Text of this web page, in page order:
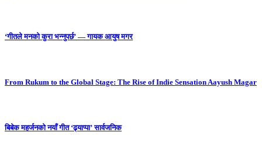
‘गीतले मनको कुरा भन्नुपर्छ’ — गायक आयुष मगर
From Rukum to the Global Stage: The Rise of Indie Sensation Aayush Magar
बिबेक महर्जनको नयाँ गीत ‘ढ्याप्पा’ सार्वजनिक